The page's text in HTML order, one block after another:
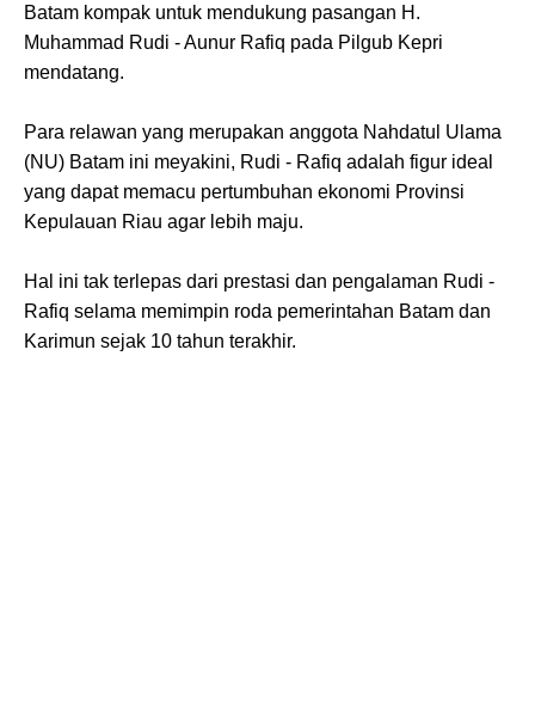
Batam kompak untuk mendukung pasangan H.
Muhammad Rudi - Aunur Rafiq pada Pilgub Kepri
mendatang.
Para relawan yang merupakan anggota Nahdatul Ulama
(NU) Batam ini meyakini, Rudi - Rafiq adalah figur ideal
yang dapat memacu pertumbuhan ekonomi Provinsi
Kepulauan Riau agar lebih maju.
Hal ini tak terlepas dari prestasi dan pengalaman Rudi -
Rafiq selama memimpin roda pemerintahan Batam dan
Karimun sejak 10 tahun terakhir.